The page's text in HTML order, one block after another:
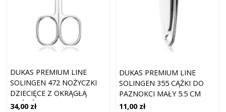
DUKAS PREMIUM LINE
SOLINGEN 472 NOŻYCZKI
DZIECIĘCE Z OKRĄGŁĄ
KOŃCÓWKĄ 9 CM
34,00 zł
DUKAS PREMIUM LINE
SOLINGEN 355 CĄŻKI DO
PAZNOKCI MAŁY 5.5 CM
11,00 zł